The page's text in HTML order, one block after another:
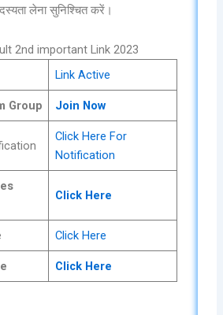
लेना सुनिश्चित करें।
2nd important Link 2023
Link Active
Group Join Now
Click Here For
Notification
Click Here
Click Here
Click Here